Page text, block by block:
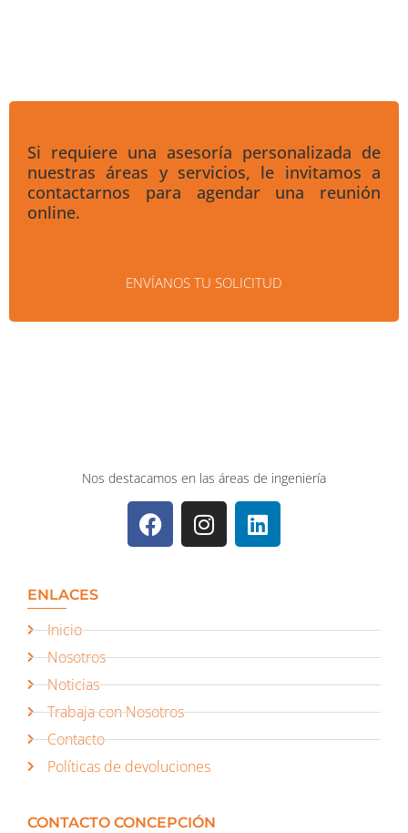
Si requiere una asesoría personalizada de
nuestras áreas y servicios, le invitamos a
contactarnos para agendar una reunión
online.
ENVÍANOS TU SOLICITUD
Nos destacamos en las áreas de ingeniería
ENLACES
Inicio
Nosotros
Noticias
Trabaja con Nosotros
Contacto
Políticas de devoluciones
CONTACTO CONCEPCIÓN